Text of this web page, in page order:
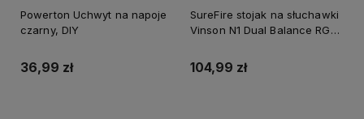
Powerton Uchwyt na napoje
czarny, DIY
36,99 zł
SureFire stojak na słuchawki
Vinson N1 Dual Balance RGB,
biurkiem, czarny, plastikowy,
48845, czarna
104,99 zł